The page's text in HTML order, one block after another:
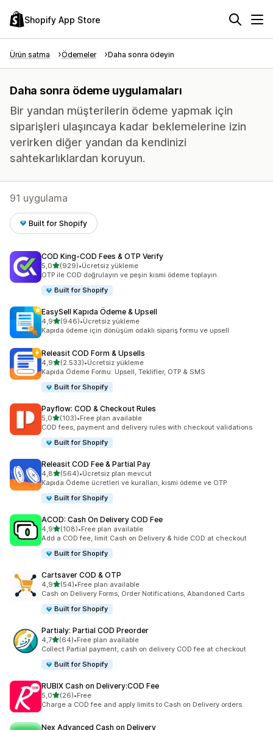
Shopify App Store
Ürün satma Ödemeler Daha sonra ödeyin
Daha sonra ödeme uygulamaları
Bir yandan müşterilerin ödeme yapmak için
siparişleri ulaşıncaya kadar beklemelerine izin
verirken diğer yandan da kendinizi
sahtekarlıklardan koruyun.
91 uygulama
Built for Shopify
COD King‑COD Fees & OTP Verify
5,05 yıldız üzerinden
(929)
toplam 929 değerlendirme
•Ücretsiz yükleme
OTP ile COD doğrulayın ve peşin kısmi ödeme toplayın.
Built for Shopify
EasySell Kapıda Ödeme & Upsell
4,95 yıldız üzerinden
(946)
toplam 946 değerlendirme
•Ücretsiz yükleme
Kapıda ödeme için dönüşüm odaklı sipariş formu ve upsell
Releasit COD Form & Upsells
4,95 yıldız üzerinden
(2.533)
toplam 2533 değerlendirme
•Ücretsiz yükleme
Kapıda Ödeme Formu: Upsell, Teklifler, OTP & SMS
Built for Shopify
Payflow: COD & Checkout Rules
5,05 yıldız üzerinden
(103)
toplam 103 değerlendirme
•Free plan available
COD fees, payment and delivery rules with checkout validations
Built for Shopify
Releasit COD Fee & Partial Pay
4,85 yıldız üzerinden
(564)
toplam 564 değerlendirme
•Ücretsiz plan mevcut
Kapıda Ödeme ücretleri ve kuralları, kısmi ödeme ve OTP
Built for Shopify
ACOD: Cash On Delivery COD Fee
4,95 yıldız üzerinden
(108)
toplam 108 değerlendirme
•Free plan available
Add a COD fee, limit Cash on Delivery & hide COD at checkout
Built for Shopify
Cartsaver COD & OTP
4,95 yıldız üzerinden
(54)
toplam 54 değerlendirme
•Free plan available
Cash on Delivery Forms, Order Notifications, Abandoned Carts
Built for Shopify
Partialy: Partial COD Preorder
4,75 yıldız üzerinden
(64)
toplam 64 değerlendirme
•Free plan available
Collect Partial payment, cash on delivery COD fee at checkout
Built for Shopify
RUBIX Cash on Delivery:COD Fee
5,05 yıldız üzerinden
(26)
toplam 26 değerlendirme
•Free
Charge a COD fee and apply limits to Cash on Delivery orders.
Nex Advanced Cash on Delivery